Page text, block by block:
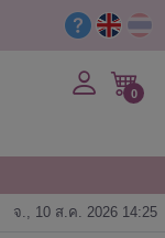
0
จ., 10 ส.ค. 2026 14:25